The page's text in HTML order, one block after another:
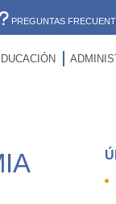
PREGUNTAS